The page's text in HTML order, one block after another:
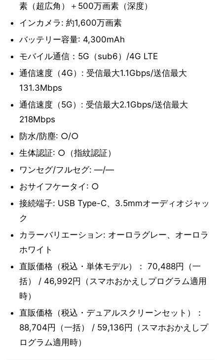
素（超広角）＋500万画素（深度）
インカメラ: 約1,600万画素
バッテリー容量: 4,300mAh
モバイル通信：5G（sub6）/4G LTE
通信速度（4G）: 受信最大1.1Gbps/送信最大
131.3Mbps
通信速度（5G）: 受信最大2.1Gbps/送信最大
218Mbps
防水/防塵: ○/○
生体認証: ○（指紋認証）
ワンセグ/フルセグ: ―/―
おサイフケータイ: ○
接続端子: USB Type-C、3.5mmオーディオジャッ
ク
カラーバリエーション: オーロラグレー、オーロラ
ホワイト
直販価格（税込・単体モデル）： 70,488円（一
括） / 46,992円（スマホおかえしプログラム適用
時）
直販価格（税込・デュアルスクリーンセット）：
88,704円（一括） / 59,136円（スマホおかえしプ
ログラム適用時）